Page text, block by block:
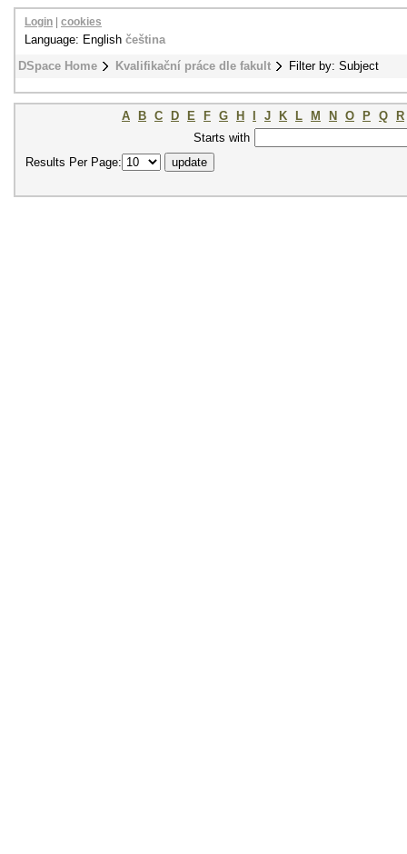
DSpace Home Kvalifikační práce dle fakult Filter by: Subject
Login cookies
Language: English čeština
A B C D E F G H J K L M N O P Q
R
Starts with
Results Per Page: